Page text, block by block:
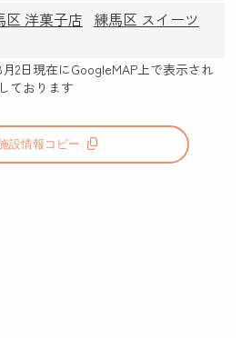
区 洋菓子店 練馬区 スイーツ
2日現在にGoogleMAP上で表示され
ております
設情報コピー